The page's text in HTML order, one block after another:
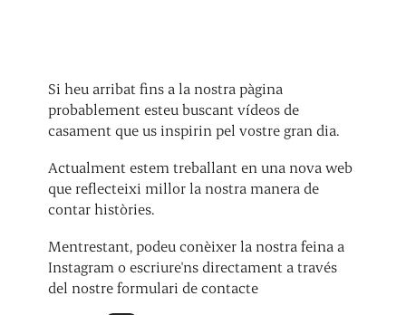
Si heu arribat fins a la nostra pàgina
probablement esteu buscant vídeos de
casament que us inspirin pel vostre gran dia.
Actualment estem treballant en una nova web
que reflecteixi millor la nostra manera de
contar històries.
Mentrestant, podeu conèixer la nostra feina a
Instagram o escriure'ns directament a través
del nostre formulari de contacte